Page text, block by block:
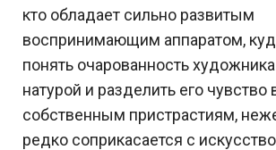
кто обладает сильно развитым
воспринимающим аппаратом,
понять очарованность
натурой и разделить его чувство
собственным пристрастиям,
редко соприкасается с